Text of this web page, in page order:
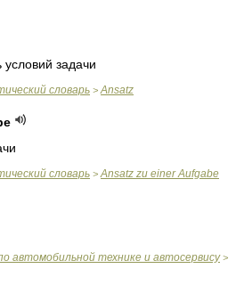
условий задачи
словарь > Ansatz
словарь > Ansatz zu einer Aufgabe
автомобильной технике и автосервису>